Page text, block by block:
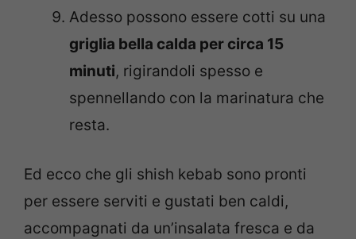
Adesso possono essere cotti su una
griglia bella calda per circa 15
minuti, rigirandoli spesso e
spennellando con la marinatura che
resta.
Ed ecco che gli shish kebab sono pronti
per essere serviti e gustati ben caldi,
accompagnati da un’insalata fresca e da